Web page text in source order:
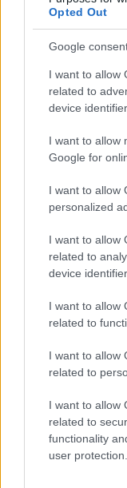
Opted Out
Google
I want to allow
related to
device
I want to allow
Google for
I want to allow
personalized
I want to allow
related to
device
I want to allow
related to
I want to allow
related to
I want to allow
related to
functionality
user protection.
Harmonia
Székesfehérvár
Helyi hírek
Ezzel a
HÍRLEVÉL